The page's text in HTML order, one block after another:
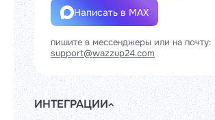
Написать в MAX
пишите в мессенджеры или на почту:
support@wazzup24.com
ИНТЕГРАЦИИ